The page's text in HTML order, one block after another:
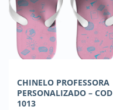
CHINELO PROFESSORA
PERSONALIZADO – COD
1013